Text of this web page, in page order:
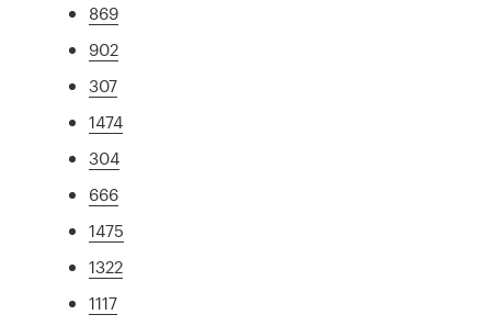
869
902
307
1474
304
666
1475
1322
1117